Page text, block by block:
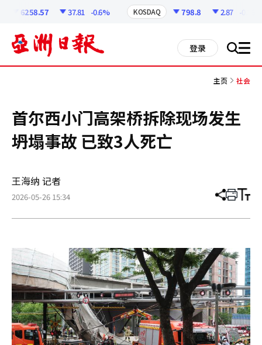
6258.57 37.81 -0.6% KOSDAQ 798.8 2.87 -0.36%
登录 搜 all
主页 社会
首尔西小门高架桥拆除现场发生
坍塌事故 已致3人死亡
王海纳 记者
2026-05-26 15:34 分
章
打 调
小